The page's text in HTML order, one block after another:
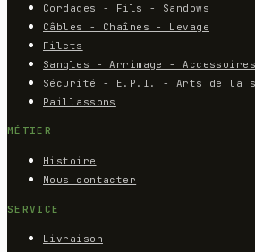
Cordages - Fils - Sandows
Câbles - Chaînes - Levage
Filets
Sangles - Arrimage - Accessoires
Sécurité - E.P.I. - Arts de la
Paillassons
MÉTIER
Histoire
Nous contacter
SERVICE
Livraison